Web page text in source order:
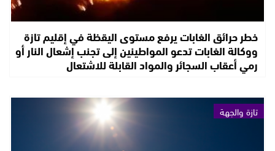
خطر حرائق الغابات يرفع مستوى اليقظة في إقليم تازة
ووكالة الغابات تدعو المواطينين إلى تجنب إشعال النار أو
رمي أعقاب السجائر والمواد القابلة للاشتعال
تازة والجهة